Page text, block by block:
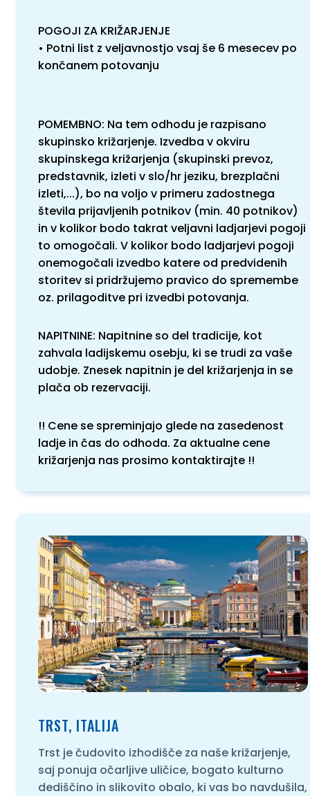
POGOJI ZA KRIŽARJENJE
• Potni list z veljavnostjo vsaj še 6 mesecev po
končanem potovanju
POMEMBNO: Na tem odhodu je razpisano
skupinsko križarjenje. Izvedba v okviru
skupinskega križarjenja (skupinski prevoz,
predstavnik, izleti v slo/hr jeziku, brezplačni
izleti,...), bo na voljo v primeru zadostnega
števila prijavljenih potnikov (min. 40 potnikov)
in v kolikor bodo takrat veljavni ladjarjevi pogoji
to omogočali. V kolikor bodo ladjarjevi pogoji
onemogočali izvedbo katere od predvidenih
storitev si pridržujemo pravico do spremembe
oz. prilagoditve pri izvedbi potovanja.
NAPITNINE: Napitnine so del tradicije, kot
zahvala ladijskemu osebju, ki se trudi za vaše
udobje. Znesek napitnin je del križarjenja in se
plača ob rezervaciji.
!! Cene se spreminjajo glede na zasedenost
ladje in čas do odhoda. Za aktualne cene
križarjenja nas prosimo kontaktirajte !!
TRST, ITALIJA
Trst je čudovito izhodišče za naše križarjenje,
saj ponuja očarljive uličice, bogato kulturno
dediščino in slikovito obalo, ki vas bo navdušila,